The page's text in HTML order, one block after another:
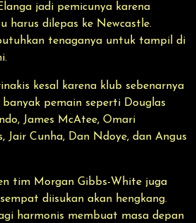
jadi pemicunya karena
harus dilepas ke Newcastle.
tenaganya untuk tampil di
kesal karena klub sebenarnya
pemain seperti Douglas
James McAtee, Omari
Jair Cunha, Dan Ndoye, dan Angus
tim Morgan Gibbs-White juga
diisukan akan hengkang.
harmonis membuat masa depan